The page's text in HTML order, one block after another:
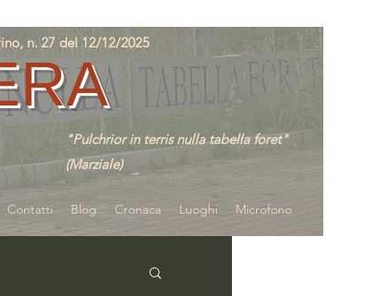
"Pulchrior in terris nulla tabella foret"
(Marziale)
Contatti Blog Cronaca Luoghi Microfono
n. 27 del 12/12/2025